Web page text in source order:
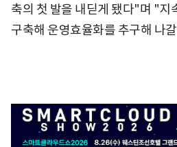
축의 첫 발을 내딛게 됐다"며 "지
구축해 운영효율화를 추구해 나